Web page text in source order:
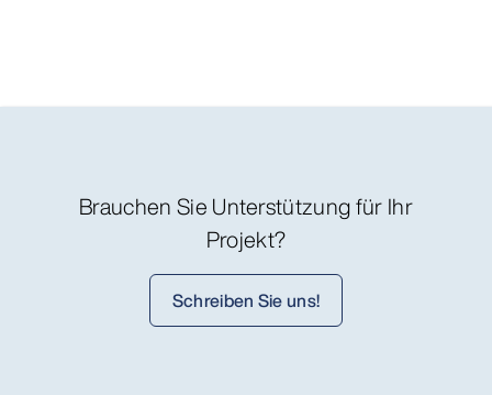
Brauchen Sie Unterstützung für Ihr
Projekt?
Schreiben Sie uns!